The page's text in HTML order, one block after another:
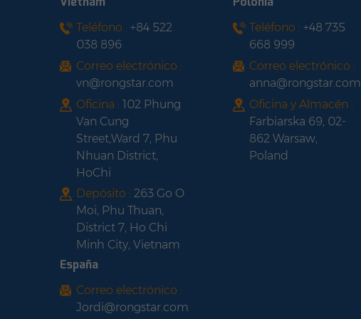
Panel solar de media
negro LONGI HI-MO 6
LR5-54HTH420-
440M
Teléfono : +84 522
038 896
Correo electrónico :
vn@rongstar.com
Oficina : 102 Phung
Van Cung
Street,Ward 7, Phu
Nhuan District,
HoChi
Depósito : 263 Go O
Moi, Phu Thuan,
District 7, Ho Chi
Minh City, Vietnam
Teléfono :+48 735
668 999
Correo electrónico :
anna@rongstar.com
Oficina y Almacén :
Farbiarska 69, 02-
862 Warsaw,
Poland
España
Correo electrónico :
Jordi@rongstar.com